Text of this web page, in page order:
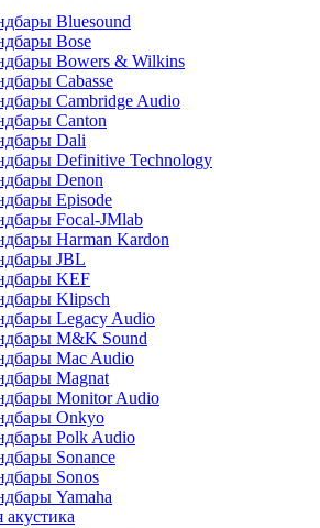
Bluesound
Bose
Bowers & Wilkins
Cabasse
Cambridge Audio
Canton
Dali
Definitive Technology
Denon
Episode
Focal-JMlab
Harman Kardon
JBL
KEF
Klipsch
Legacy Audio
M&K Sound
Mac Audio
Magnat
Monitor Audio
Onkyo
Polk Audio
Sonance
Sonos
Yamaha
акустика